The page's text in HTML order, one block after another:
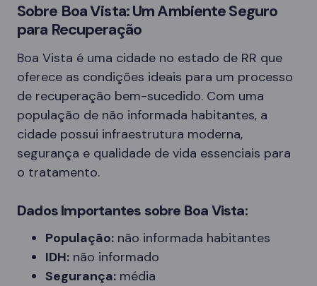
Sobre Boa Vista: Um Ambiente Seguro
para Recuperação
Boa Vista é uma cidade no estado de RR que
oferece as condições ideais para um processo
de recuperação bem-sucedido. Com uma
população de não informada habitantes, a
cidade possui infraestrutura moderna,
segurança e qualidade de vida essenciais para
o tratamento.
Dados Importantes sobre Boa Vista:
População: não informada habitantes
IDH: não informado
Segurança: média